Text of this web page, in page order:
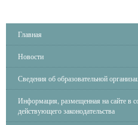
Главная
Новости
Сведения об образовательной
Информация, размещенная на сайте в
действующего законодательства